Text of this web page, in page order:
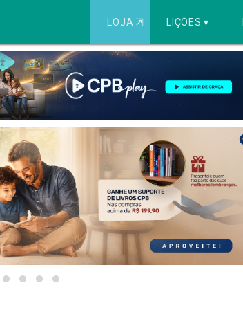
LOJA ⇱ LIÇÕES ▾